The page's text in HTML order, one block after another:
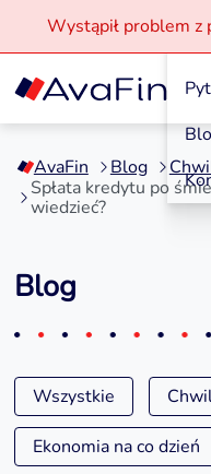
Przejdź
treści
Wystąpił problem z
AvaFin Blog
Spłata kredytu po
wiedzieć?
Blog
Wszystkie
Ekonomia na co dzień